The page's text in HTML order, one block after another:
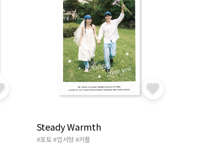
Steady Warmth
#포토#엽서형 #커플